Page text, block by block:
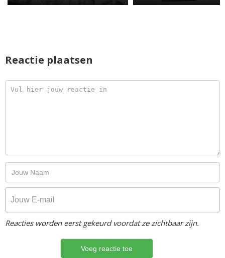
Reactie plaatsen
Reacties worden eerst gekeurd voordat ze zichtbaar zijn.